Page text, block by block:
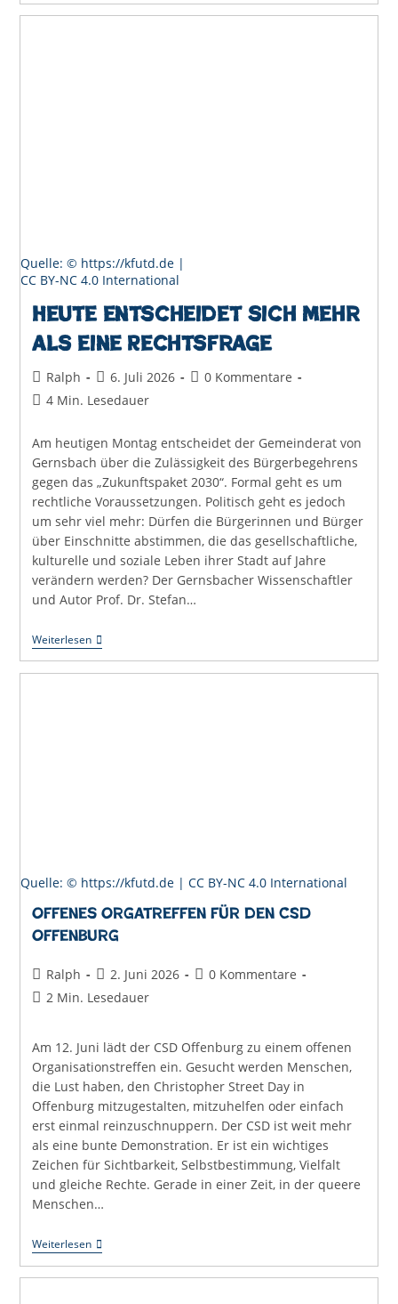
Quelle: © https://kfutd.de |
CC BY-NC 4.0 International
Heute entscheidet sich mehr
als eine Rechtsfrage
Beitrags-
Autor:
Ralph
Beitrag
veröffentlicht:
6. Juli 2026
Beitrags-
0 Kommentare
Lesedauer:
4 Min. Lesedauer
Am heutigen Montag entscheidet der Gemeinderat von
Gernsbach über die Zulässigkeit des Bürgerbegehrens
gegen das „Zukunftspaket 2030“. Formal geht es um
rechtliche Voraussetzungen. Politisch geht es jedoch
um sehr viel mehr: Dürfen die Bürgerinnen und Bürger
über Einschnitte abstimmen, die das gesellschaftliche,
kulturelle und soziale Leben ihrer Stadt auf Jahre
verändern werden? Der Gernsbacher Wissenschaftler
und Autor Prof. Dr. Stefan…
WeiterlesenHeute
Entscheidet
Quelle: © https://kfutd.de |CC BY-NC 4.0 International
Offenes Orgatreffen für den CSD
Offenburg
Beitrags-
Autor:
Ralph
Beitrag
veröffentlicht:
2. Juni 2026
Beitrags-
0 Kommentare
Lesedauer:
2 Min. Lesedauer
Am 12. Juni lädt der CSD Offenburg zu einem offenen
Organisationstreffen ein. Gesucht werden Menschen,
die Lust haben, den Christopher Street Day in
Offenburg mitzugestalten, mitzuhelfen oder einfach
erst einmal reinzuschnuppern. Der CSD ist weit mehr
als eine bunte Demonstration. Er ist ein wichtiges
Zeichen für Sichtbarkeit, Selbstbestimmung, Vielfalt
und gleiche Rechte. Gerade in einer Zeit, in der queere
Menschen…
WeiterlesenOffenes
Orgatreffen